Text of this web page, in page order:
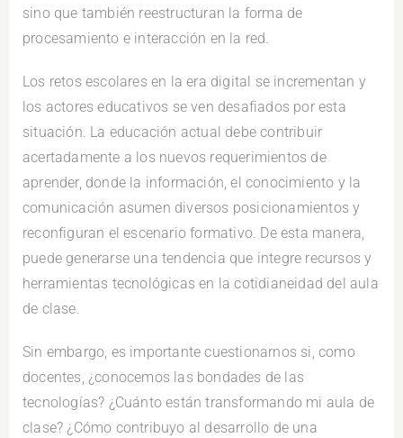
sino que también reestructuran la forma de
procesamiento e interacción en la red.
Los retos escolares en la era digital se incrementan y
los actores educativos se ven desafiados por esta
situación. La educación actual debe contribuir
acertadamente a los nuevos requerimientos de
aprender, donde la información, el conocimiento y la
comunicación asumen diversos posicionamientos y
reconfiguran el escenario formativo. De esta manera,
puede generarse una tendencia que integre recursos y
herramientas tecnológicas en la cotidianeidad del aula
de clase.
Sin embargo, es importante cuestionarnos si, como
docentes, ¿conocemos las bondades de las
tecnologías? ¿Cuánto están transformando mi aula de
clase? ¿Cómo contribuyo al desarrollo de una